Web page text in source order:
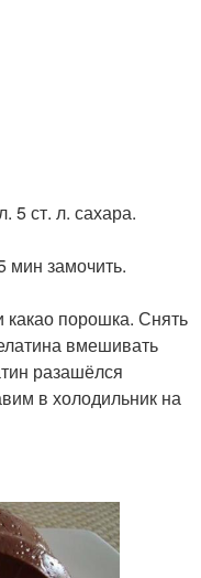
5 ст. л. сахара.
мин замочить.
какао порошка. Снять
вмешивать
разашёлся
в холодильник на